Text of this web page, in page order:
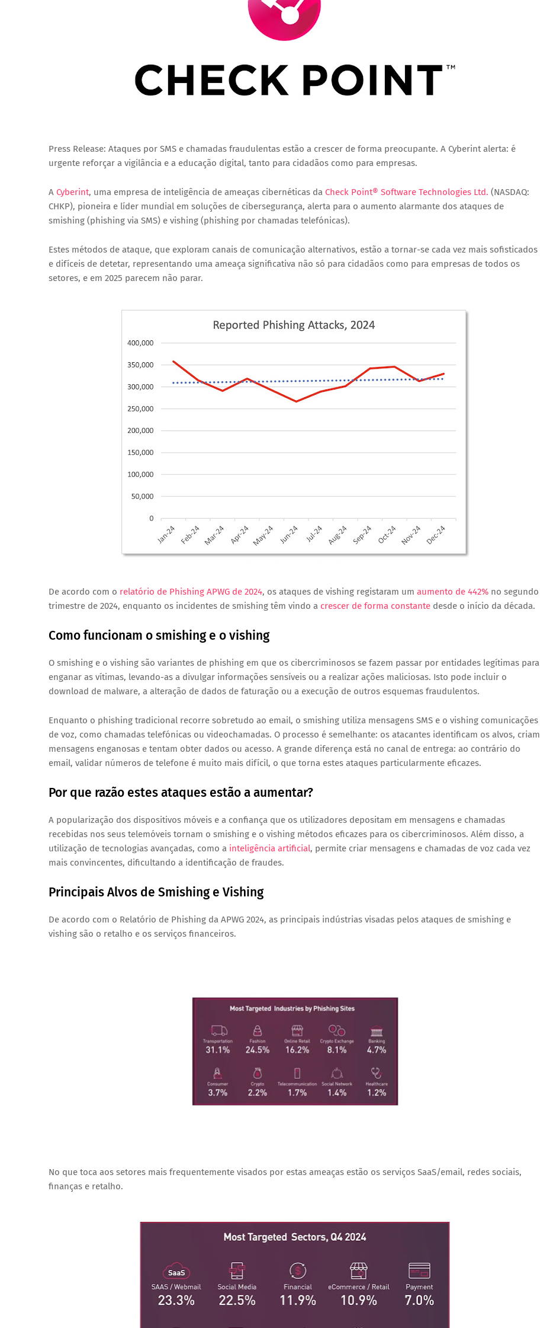
Press Release: Ataques por SMS e chamadas fraudulentas estão a crescer de forma preocupante. A Cyberint alerta: é
urgente reforçar a vigilância e a educação digital, tanto para cidadãos como para empresas.
A Cyberint, uma empresa de inteligência de ameaças cibernéticas da Check Point® Software Technologies Ltd. (NASDAQ:
CHKP), pioneira e líder mundial em soluções de cibersegurança, alerta para o aumento alarmante dos ataques de
smishing (phishing via SMS) e vishing (phishing por chamadas telefónicas).
Estes métodos de ataque, que exploram canais de comunicação alternativos, estão a tornar-se cada vez mais sofisticados
e difíceis de detetar, representando uma ameaça significativa não só para cidadãos como para empresas de todos os
setores, e em 2025 parecem não parar.
De acordo com o relatório de Phishing APWG de 2024, os ataques de vishing registaram um aumento de 442% no segundo
trimestre de 2024, enquanto os incidentes de smishing têm vindo a crescer de forma constante desde o início da década.
Como funcionam o smishing e o vishing
O smishing e o vishing são variantes de phishing em que os cibercriminosos se fazem passar por entidades legítimas para
enganar as vítimas, levando-as a divulgar informações sensíveis ou a realizar ações maliciosas. Isto pode incluir o
download de malware, a alteração de dados de faturação ou a execução de outros esquemas fraudulentos.
Enquanto o phishing tradicional recorre sobretudo ao email, o smishing utiliza mensagens SMS e o vishing comunicações
de voz, como chamadas telefónicas ou videochamadas. O processo é semelhante: os atacantes identificam os alvos, criam
mensagens enganosas e tentam obter dados ou acesso. A grande diferença está no canal de entrega: ao contrário do
email, validar números de telefone é muito mais difícil, o que torna estes ataques particularmente eficazes.
Por que razão estes ataques estão a aumentar?
A popularização dos dispositivos móveis e a confiança que os utilizadores depositam em mensagens e chamadas
recebidas nos seus telemóveis tornam o smishing e o vishing métodos eficazes para os cibercriminosos. Além disso, a
utilização de tecnologias avançadas, como a inteligência artificial, permite criar mensagens e chamadas de voz cada vez
mais convincentes, dificultando a identificação de fraudes.
Principais Alvos de Smishing e Vishing
De acordo com o Relatório de Phishing da APWG 2024, as principais indústrias visadas pelos ataques de smishing e
vishing são o retalho e os serviços financeiros.
No que toca aos setores mais frequentemente visados por estas ameaças estão os serviços SaaS/email, redes sociais,
finanças e retalho.